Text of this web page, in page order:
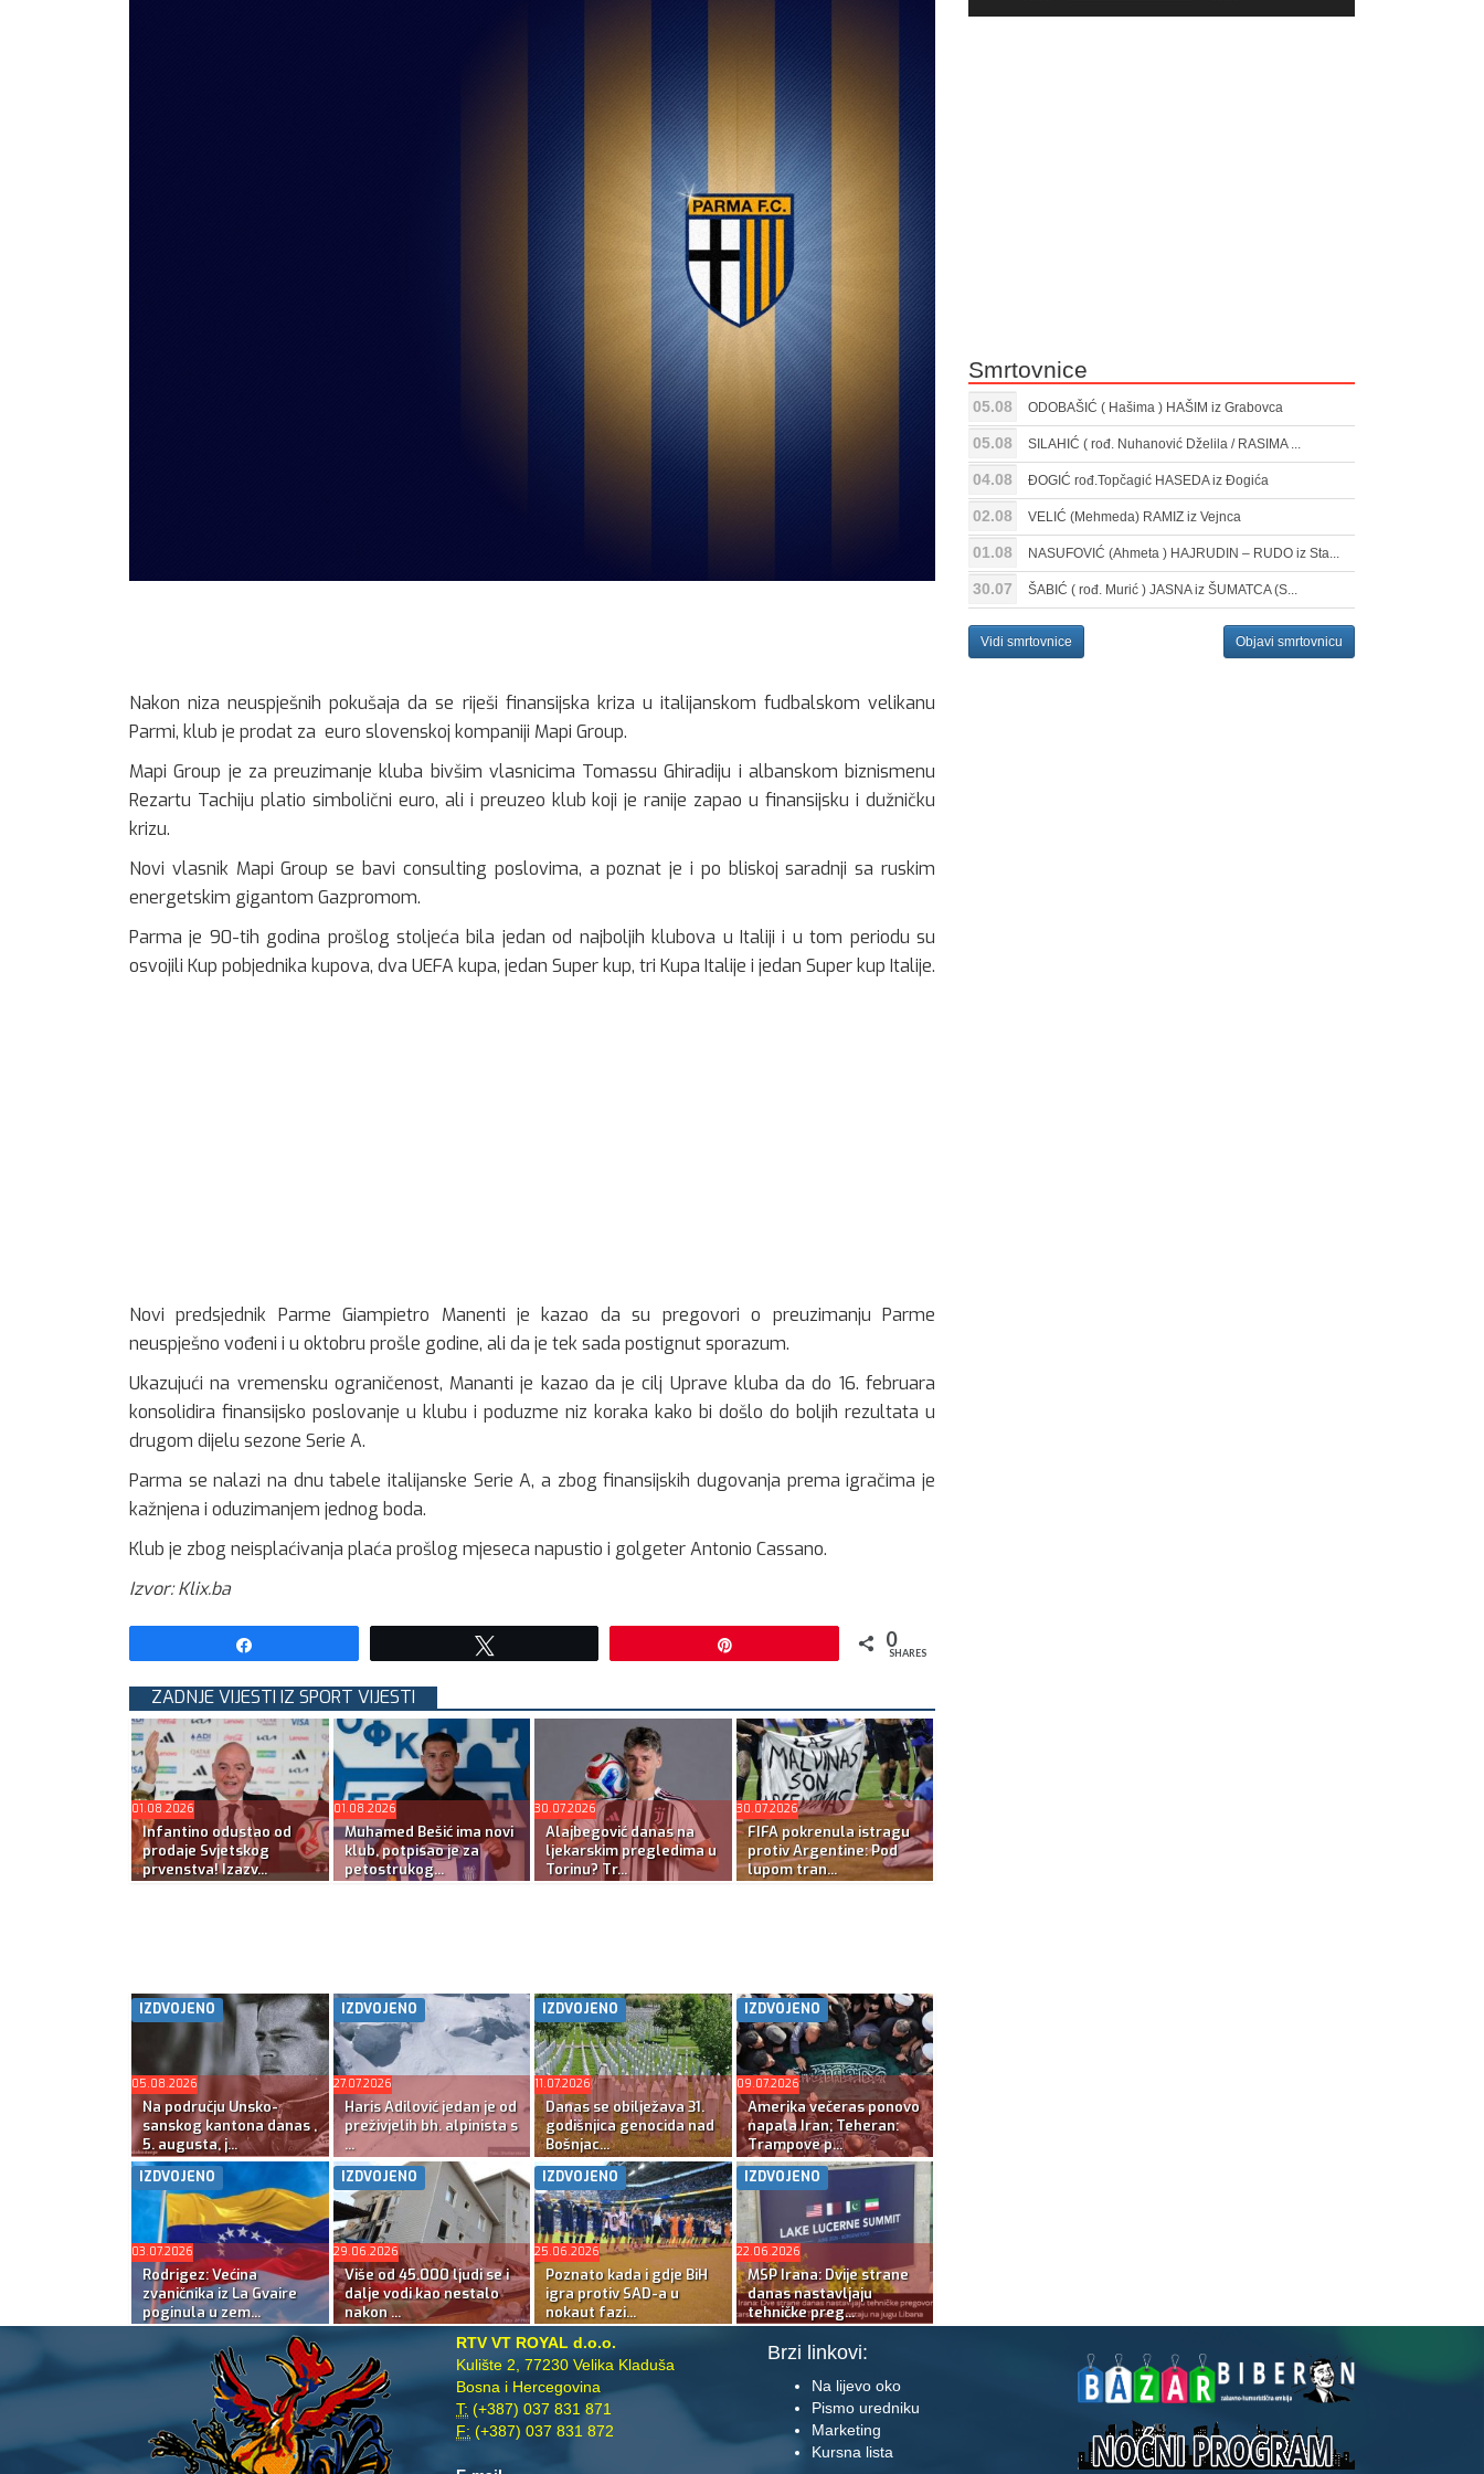
Nakon niza neuspješnih pokušaja da se riješi finansijska kriza u italijanskom fudbalskom velikanu
Parmi, klub je prodat za euro slovenskoj kompaniji Mapi Group.
Mapi Group je za preuzimanje kluba bivšim vlasnicima Tomassu Ghiradiju i albanskom biznismenu
Rezartu Tachiju platio simbolični euro, ali i preuzeo klub koji je ranije zapao u finansijsku i dužničku
krizu.
Novi vlasnik Mapi Group se bavi consulting poslovima, a poznat je i po bliskoj saradnji sa ruskim
energetskim gigantom Gazpromom.
Parma je 90-tih godina prošlog stoljeća bila jedan od najboljih klubova u Italiji i u tom periodu su
osvojili Kup pobjednika kupova, dva UEFA kupa, jedan Super kup, tri Kupa Italije i jedan Super kup Italije.
Novi predsjednik Parme Giampietro Manenti je kazao da su pregovori o preuzimanju Parme
neuspješno vođeni i u oktobru prošle godine, ali da je tek sada postignut sporazum.
Ukazujući na vremensku ograničenost, Mananti je kazao da je cilj Uprave kluba da do 16. februara
konsolidira finansijsko poslovanje u klubu i poduzme niz koraka kako bi došlo do boljih rezultata u
drugom dijelu sezone Serie A.
Parma se nalazi na dnu tabele italijanske Serie A, a zbog finansijskih dugovanja prema igračima je
kažnjena i oduzimanjem jednog boda.
Klub je zbog neisplaćivanja plaća prošlog mjeseca napustio i golgeter Antonio Cassano.
Izvor: Klix.ba
0
SHARES
ZADNJE VIJESTI IZ SPORT VIJESTI
01.08.2026
Infantino odustao od
prodaje Svjetskog
prvenstva! Izazv...
01.08.2026
Muhamed Bešić ima novi
klub, potpisao je za
petostrukog...
30.07.2026
Alajbegović danas na
ljekarskim pregledima u
Torinu? Tr...
30.07.2026
FIFA pokrenula istragu
protiv Argentine: Pod
lupom tran...
IZDVOJENO
05.08.2026
Na području Unsko-
sanskog kantona danas ,
5. augusta, j...
IZDVOJENO
27.07.2026
Haris Adilović jedan je od
preživjelih bh. alpinista s
...
IZDVOJENO
11.07.2026
Danas se obilježava 31.
godišnjica genocida nad
Bošnjac...
IZDVOJENO
09.07.2026
Amerika večeras ponovo
napala Iran; Teheran:
Trampove p...
IZDVOJENO
03.07.2026
Rodrigez: Većina
zvaničnika iz La Gvaire
poginula u zem...
IZDVOJENO
29.06.2026
Više od 45.000 ljudi se i
dalje vodi kao nestalo
nakon ...
IZDVOJENO
25.06.2026
Poznato kada i gdje BiH
igra protiv SAD-a u
nokaut fazi...
IZDVOJENO
22.06.2026
MSP Irana: Dvije strane
danas nastavljaju
tehničke preg...
Gore/Dole
Smrtovnice
05.08 ODOBAŠIĆ ( Hašima ) HAŠIM iz Grabovca
05.08 SILAHIĆ ( rođ. Nuhanović Dželila / RASIMA ...
04.08 ĐOGIĆ rođ.Topčagić HASEDA iz Đogića
02.08 VELIĆ (Mehmeda) RAMIZ iz Vejnca
01.08 NASUFOVIĆ (Ahmeta ) HAJRUDIN – RUDO iz Sta...
30.07 ŠABIĆ ( rođ. Murić ) JASNA iz ŠUMATCA (S...
Vidi smrtovnice Objavi smrtovnicu
RTV VT ROYAL d.o.o.
Kulište 2, 77230 Velika Kladuša
Bosna i Hercegovina
T: (+387) 037 831 871
F: (+387) 037 831 872
Brzi linkovi:
Na lijevo oko
Pismo uredniku
Marketing
Kursna lista